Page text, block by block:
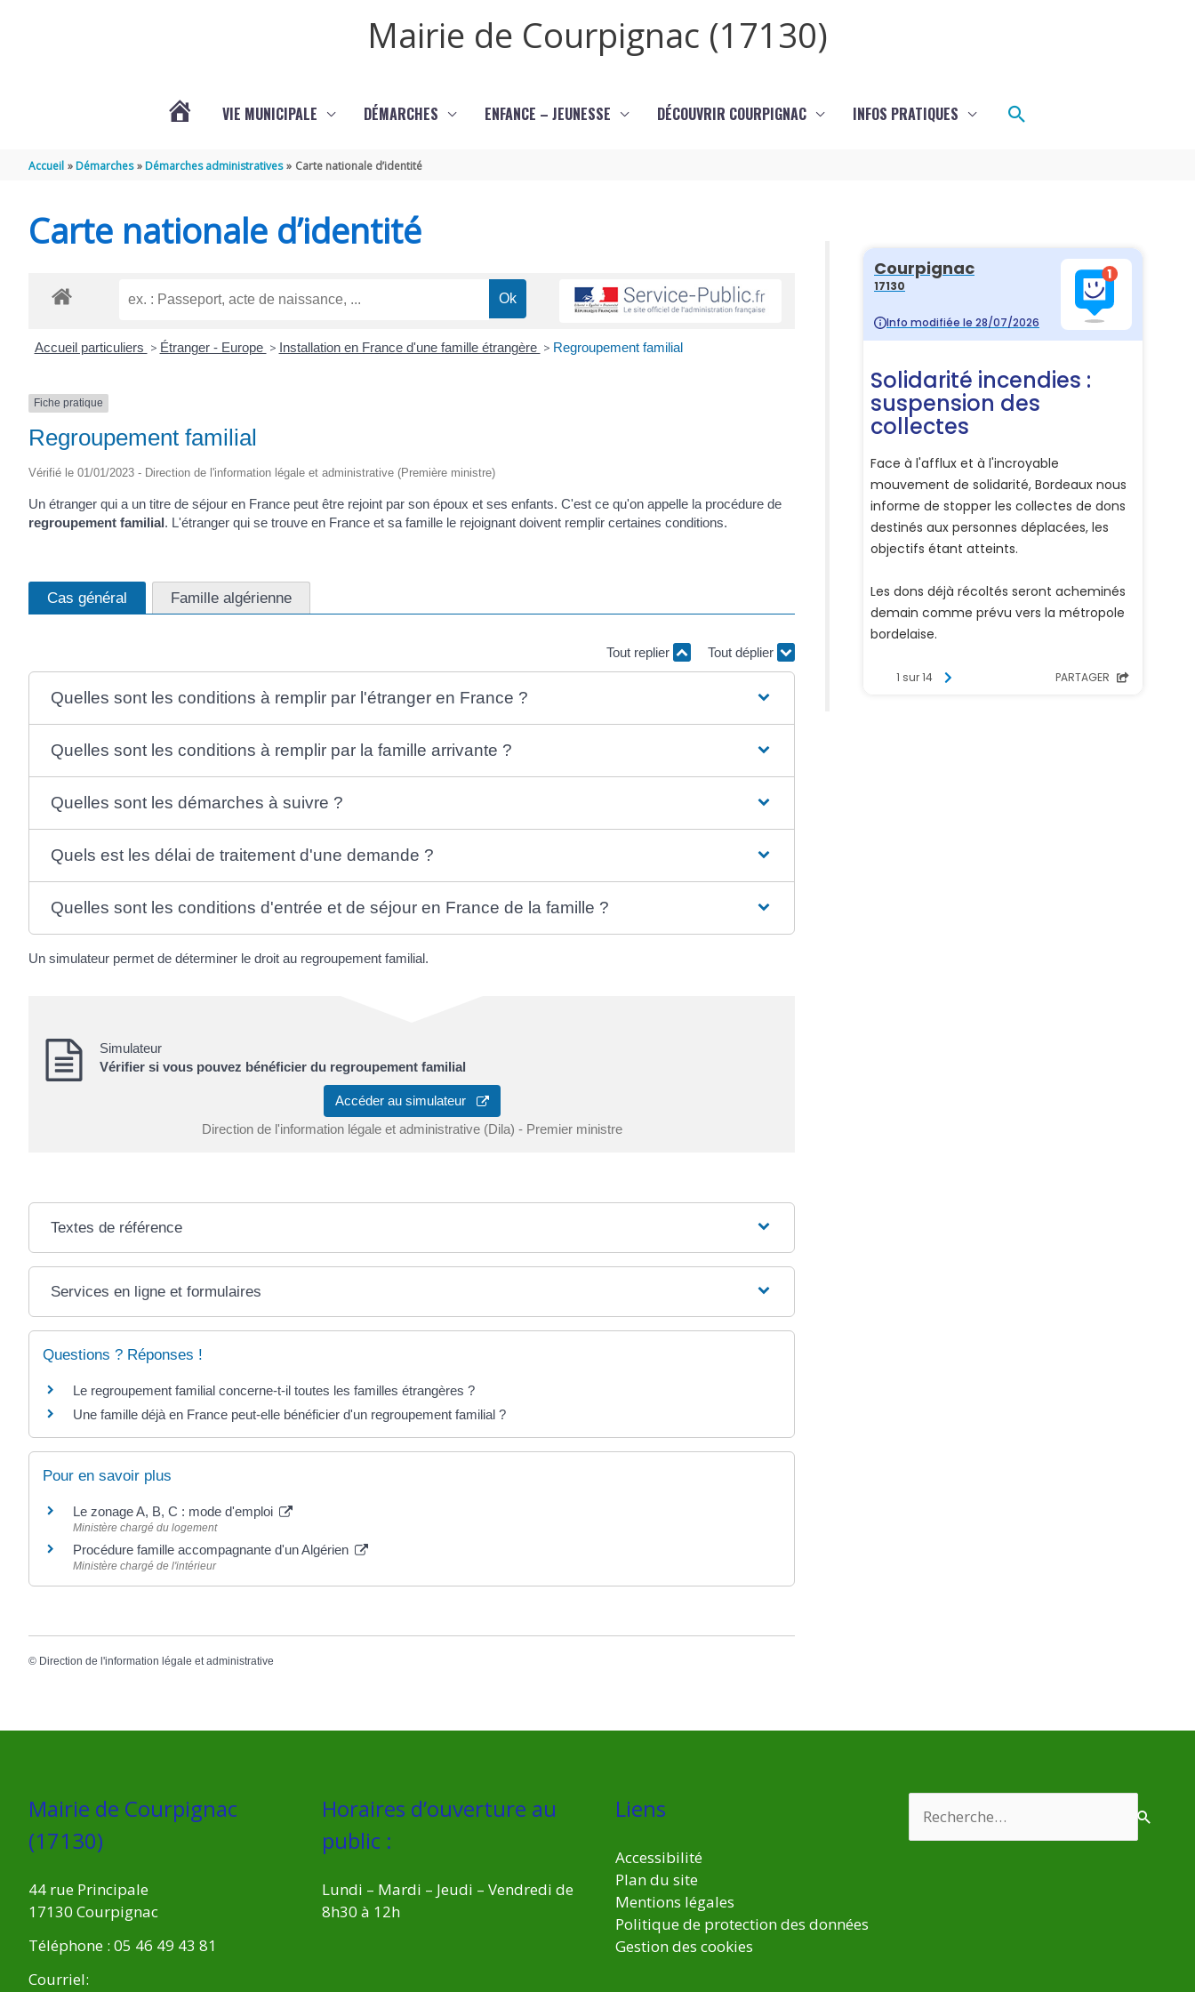
Mairie de Courpignac (17130)
(17130)
VIE MUNICIPALE DÉMARCHES ENFANCE – JEUNESSE DÉCOUVRIR COURPIGNAC INFOS PRATIQUES Rechercher
Accueil Démarches Démarches administratives Carte nationale d’identité
Carte nationale d’identité
Accueil particuliers > Étranger - Europe > Installation en France d'une famille étrangère > Regroupement familial
Fiche pratique
Regroupement familial
Vérifié le 01/01/2023 - Direction de l'information légale et administrative (Première ministre)
Un étranger qui a un titre de séjour en France peut être rejoint par son époux et ses enfants. C'est ce qu'on appelle la procédure de
regroupement familial. L'étranger qui se trouve en France et sa famille le rejoignant doivent remplir certaines conditions.
Cas général Famille algérienne
Tout replier Tout déplier
Quelles sont les conditions à remplir par l'étranger en France ?
Quelles sont les conditions à remplir par la famille arrivante ?
Quelles sont les démarches à suivre ?
Quels est les délai de traitement d'une demande ?
Quelles sont les conditions d'entrée et de séjour en France de la famille ?
Un simulateur permet de déterminer le droit au regroupement familial.
Simulateur
Vérifier si vous pouvez bénéficier du regroupement familial
Accéder au simulateur
Direction de l'information légale et administrative (Dila) - Premier ministre
Textes de référence
Services en ligne et formulaires
Questions ? Réponses !
Le regroupement familial concerne-t-il toutes les familles étrangères ?
Une famille déjà en France peut-elle bénéficier d'un regroupement familial ?
Pour en savoir plus
Le zonage A, B, C : mode d'emploi
Ministère chargé du logement
Procédure famille accompagnante d'un Algérien
Ministère chargé de l'intérieur
© Direction de l'information légale et administrative
Mairie de Courpignac
(17130)
44 rue Principale
17130 Courpignac
Téléphone : 05 46 49 43 81
Courriel:
Horaires d’ouverture au
public :
Lundi – Mardi – Jeudi – Vendredi de
8h30 à 12h
Liens
Accessibilité
Plan du site
Mentions légales
Politique de protection des données
Gestion des cookies